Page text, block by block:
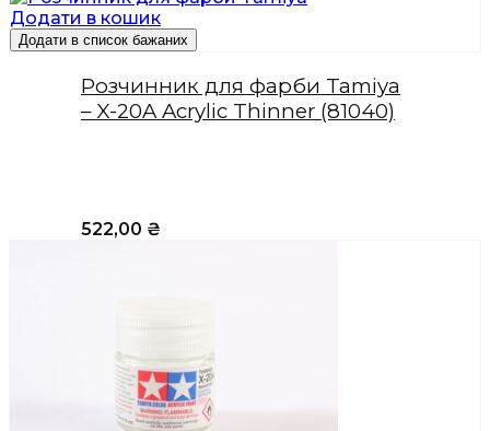
Додати в кошик
Додати в список бажаних
Розчинник для фарби Tamiya
– X-20A Acrylic Thinner (81040)
522,00 ₴